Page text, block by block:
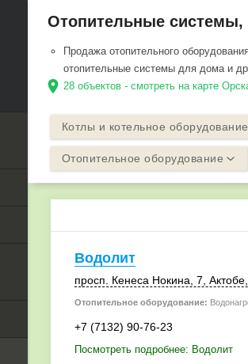
Отопительные системы,
Продажа отопительного
отопительные системы для дома и
location_on 28 объектов - смотреть на карте
Котлы и котельное оборудование
Отопительное оборудование
Водолит
просп. Кенеса Нокина, 7, Актобе,
Отопительное оборудование:
+7 (7132) 90-76-23
Посмотреть подробнее: Водолит